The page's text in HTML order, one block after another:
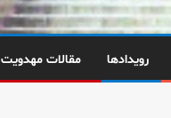
رویدادها مقالات مهدویت